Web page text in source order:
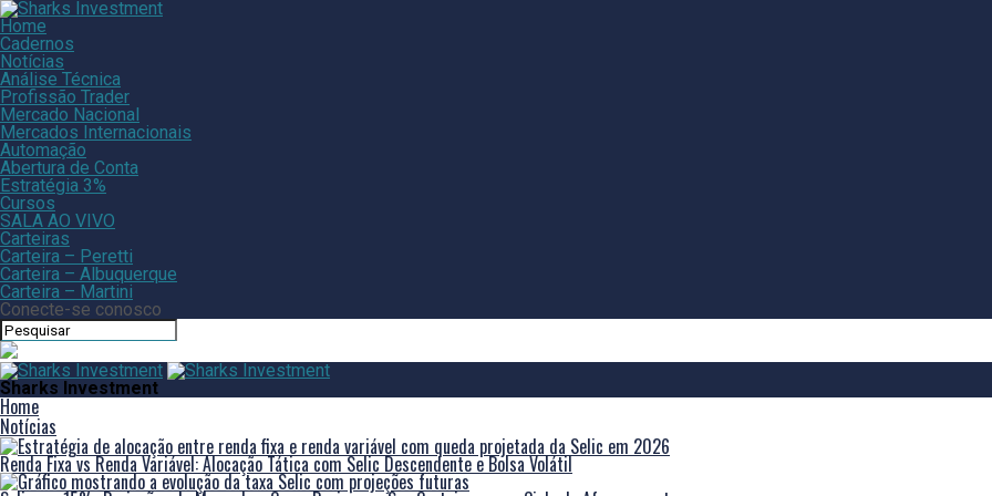
Home
Cadernos
Notícias
Análise Técnica
Profissão Trader
Mercado Nacional
Mercados Internacionais
Automação
Abertura de Conta
Estratégia 3%
Cursos
SALA AO VIVO
Carteiras
Carteira – Peretti
Carteira – Albuquerque
Carteira – Martini
Conecte-se conosco
Sharks Investment
Home
Notícias
Renda Fixa vs Renda Variável: Alocação Tática com Selic Descendente e Bolsa Volátil